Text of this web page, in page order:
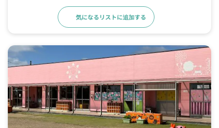
気になるリストに追加する